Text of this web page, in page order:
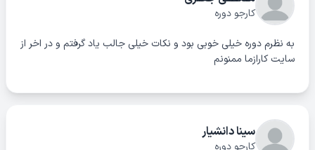
کارجو دوره
به نظرم دوره خیلی خوبی بود و نکات خیلی جالب یاد گرفتم و در اخر از
سایت کارازما ممنونم
سینا دانشیار
کارجو دوره